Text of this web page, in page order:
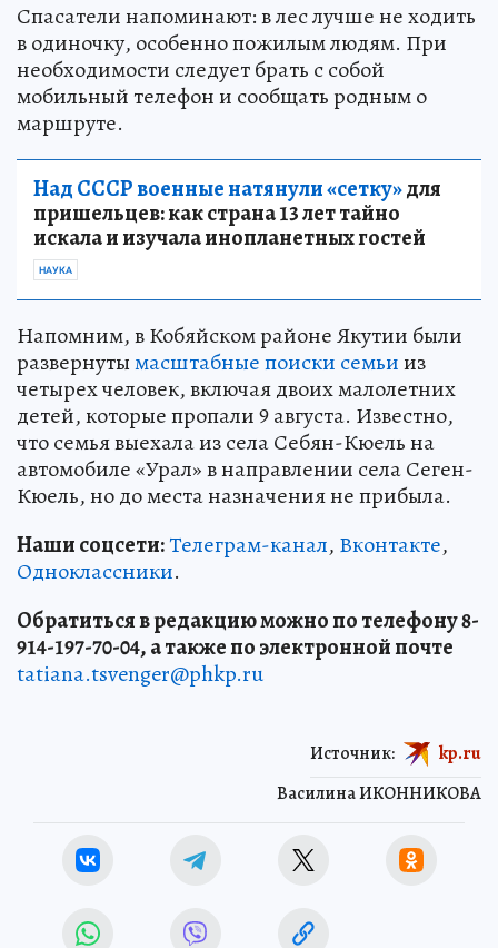
Спасатели напоминают: в лес лучше не ходить
в одиночку, особенно пожилым людям. При
необходимости следует брать с собой
мобильный телефон и сообщать родным о
маршруте.
Над СССР военные натянули «сетку»для
пришельцев: как страна 13 лет тайно
искала и изучала инопланетных гостей
НАУКА
Напомним, в Кобяйском районе Якутии были
развернутымасштабные поиски семьииз
четырех человек, включая двоих малолетних
детей, которые пропали 9 августа. Известно,
что семья выехала из села Себян-Кюель на
автомобиле «Урал» в направлении села Сеген-
Кюель, но до места назначения не прибыла.
Наши соцсети:Телеграм-канал, Вконтакте,
Одноклассники.
Обратиться в редакцию можно по телефону 8-
914-197-70-04, а также по электронной почте
tatiana.tsvenger@phkp.ru
Василина ИКОННИКОВА
Источник: kp.ru